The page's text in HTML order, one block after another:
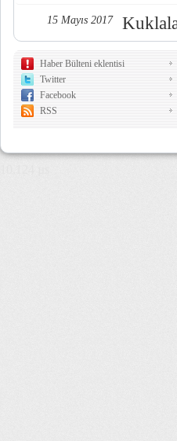
15 Mayıs 2017
Haber Bülteni eklentisi
Twitter
Facebook
RSS